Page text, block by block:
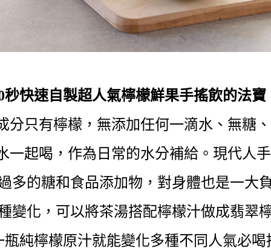
秒快速自製超人氣檸檬鮮果手搖飲的法寶
分只有檸檬， 無添加任何一滴水、無糖
一起喝，作為日常的水分補給。現代人
多的糖和食品添加物，對身體也是一大
變化，可以將茶湯搭配檸檬汁做成翡翠
純檸檬原汁就能變化多種不同人氣必喝